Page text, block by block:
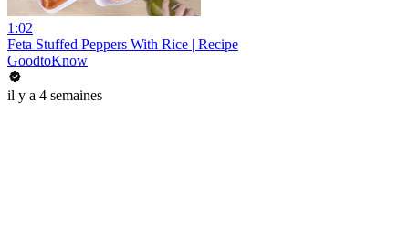
1:02
Feta Stuffed Peppers With Rice | Recipe
GoodtoKnow
il y a 4 semaines